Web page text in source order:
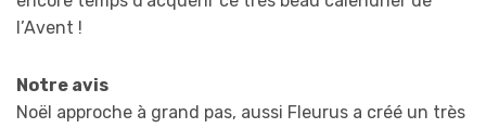
l’Avent !
Notre avis
Noël approche à grand pas, aussi Fleurus a créé un très